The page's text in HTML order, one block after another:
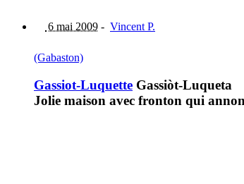
6 mai 2009 - Vincent P.
(Gabaston)
Gassiot-Luquette Gassiòt-Luqueta
Jolie maison avec fronton qui